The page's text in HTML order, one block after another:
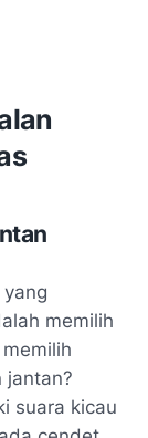
memilih
jantan?
suara kicau